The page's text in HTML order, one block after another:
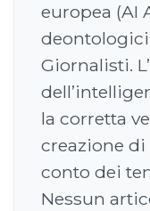
europea (AI
deontologici
Giornalisti.
la corretta
creazione
conto dei
Nessun